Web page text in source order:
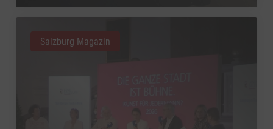
Salzburg Magazin